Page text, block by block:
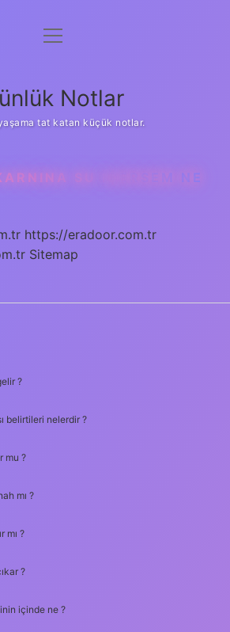
Anasayfa
Yasal Uyarı
menüyü
Notlar
tat katan küçük notlar.
SU IÇERSEM NE
https://eradoor.com.tr
Sitemap
?
belirtileri nelerdir ?
mu ?
mı ?
mı ?
?
içinde ne ?